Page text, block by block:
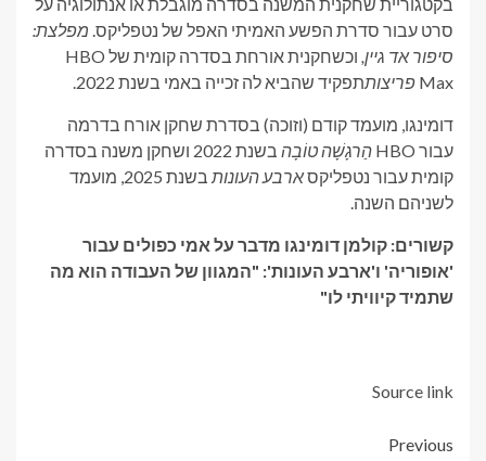
סרט עבור סדרת הפשע האמיתי האפל של נטפליקס. מפלצת:
סיפור אד גיין,
וכשחקנית אורחת בסדרה קומית של HBO
Max פריצותתפקיד שהביא לה זכייה באמי בשנת 2022.
דומינגו, מועמד קודם (וזוכה) בסדרת שחקן אורח בדרמה
עבור HBO
הַרגָשָׁה טוֹבָה
בשנת 2022 ושחקן משנה בסדרה
קומית עבור נטפליקסארבע העונות
בשנת 2025, מועמד
לשניהם השנה.
קשורים: קולמן דומינגו מדבר על אמי כפולים עבור
'אופוריה' ו'ארבע העונות': "המגוון של העבודה הוא מה
שתמיד קיוויתי לו"
Source link
Post
Previous